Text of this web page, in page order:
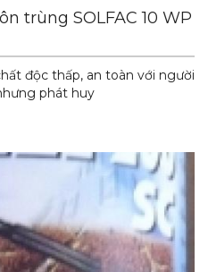
trùng SOLFAC 10 WP
độc thấp, an toàn với người
phát huy